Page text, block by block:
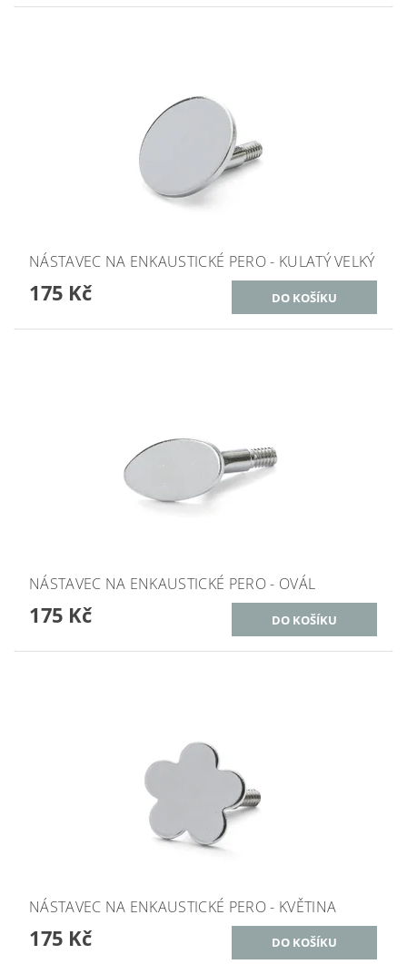
NÁSTAVEC NA ENKAUSTICKÉ PERO - KULATÝ VELKÝ
175 Kč
NÁSTAVEC NA ENKAUSTICKÉ PERO - OVÁL
175 Kč
NÁSTAVEC NA ENKAUSTICKÉ PERO - KVĚTINA
175 Kč